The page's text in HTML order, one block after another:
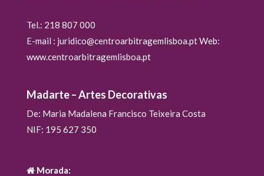
Tel.: 218 807 000
E-mail : juridico@centroarbitragemlisboa.pt Web:
www.centroarbitragemlisboa.pt
Madarte – Artes Decorativas
De: Maria Madalena Francisco Teixeira Costa
NIF: 195 627 350
Morada: